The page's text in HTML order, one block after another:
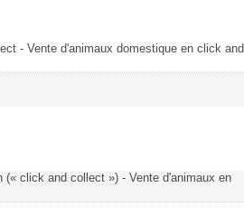
- Vente d'animaux domestique en click and
click and collect ») - Vente d'animaux en